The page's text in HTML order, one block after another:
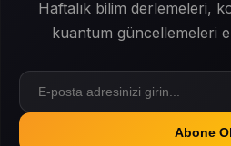
Haftalık bilim derlemeleri,
kuantum güncellemeleri
Abone Ol